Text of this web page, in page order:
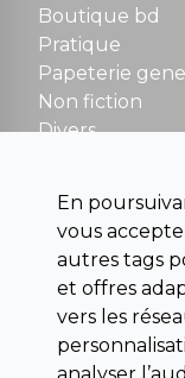
NOUS
contact@la-
Boutique bd
Pratique
Papeterie
Non fiction
Divers
Para scolaire
Histoire
Pochoteque
Pleiade
En
vous
autres tags
et offres
vers les